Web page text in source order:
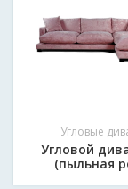
Угловые
Угловой
(пыльная